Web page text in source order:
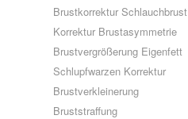
Brustkorrektur Schlauchbrust
Korrektur Brustasymmetrie
Brustvergrößerung Eigenfett
Schlupfwarzen Korrektur
Brustverkleinerung
Bruststraffung